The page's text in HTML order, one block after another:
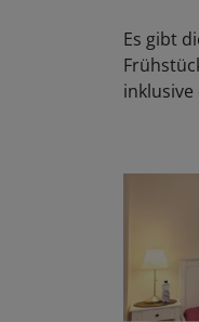
Es gibt